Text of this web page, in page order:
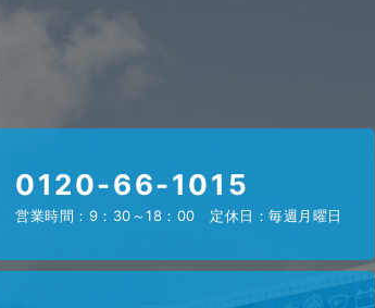
0120-66-1015
営業時間：9：30～18：00 定休日：毎週月曜日